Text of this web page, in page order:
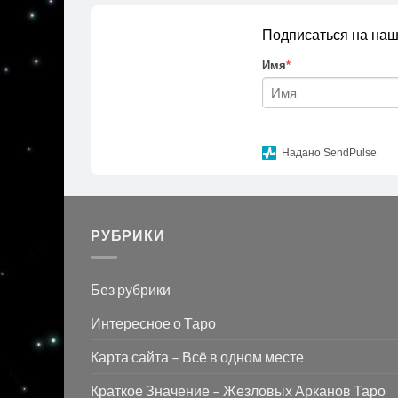
Подписаться на
Имя*
Надано SendPulse
РУБРИКИ
Без рубрики
Интересное о Таро
Карта сайта – Всё в одном месте
Краткое Значение – Жезловых Арканов Таро